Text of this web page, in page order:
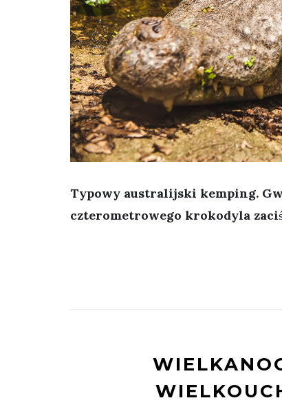
Typowy australijski kemping.
czterometrowego krokodyla